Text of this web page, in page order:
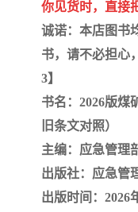
你见货时，直接
诚诺：本店图书
书，请不必担心
3】
书名：2026版煤
旧条文对照）
主编：应急管理
出版社：应急管
出版时间：2026